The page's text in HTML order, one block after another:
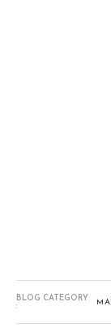
BLOG CATEGORY
: